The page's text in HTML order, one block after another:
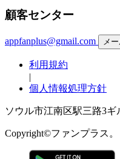
顧客センター
appfanplus@gmail.com メ
利用規約
|
個人情報処理方針
ソウル市江南区駅三路3ギ
Copyright©ファンプラス。